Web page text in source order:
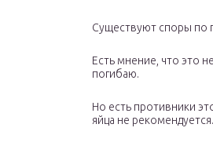
Существуют споры по
Есть мнение, что это
погибаю.
Но есть противники
яйца не рекомендуется.